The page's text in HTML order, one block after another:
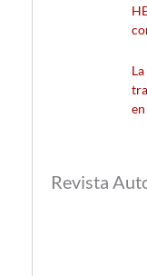
Revista